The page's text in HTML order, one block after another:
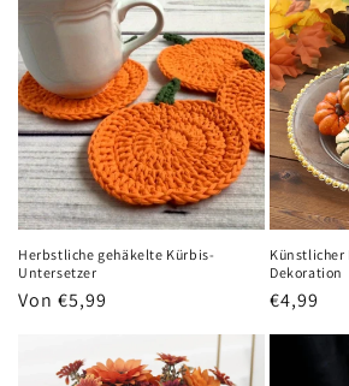
Herbstliche gehäkelte Kürbis-
Untersetzer
Normaler
Von €5,99
Künstlicher
Dekoration
Normaler
€4,99